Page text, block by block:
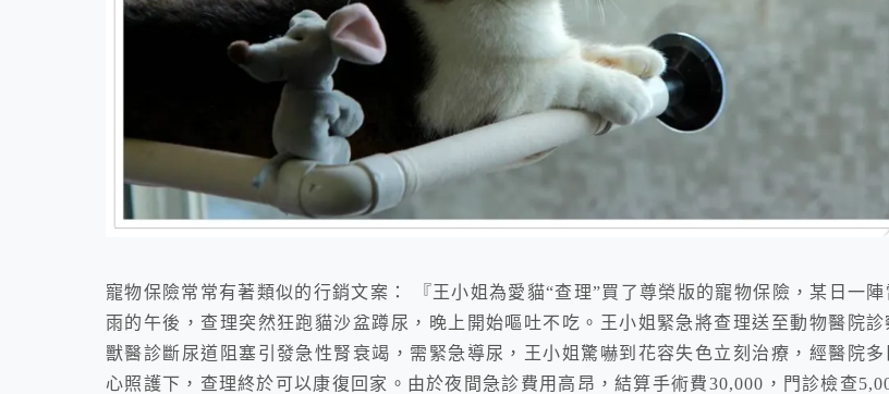
寵物保險常常有著類似的行銷文案： 『王小姐為愛貓“查理”買了尊榮版的寵物保險，某日一陣
雨的午後，查理突然狂跑貓沙盆蹲尿，晚上開始嘔吐不吃。王小姐緊急將查理送至動物醫院診
獸醫診斷尿道阻塞引發急性腎衰竭，需緊急導尿，王小姐驚嚇到花容失色立刻治療，經醫院多
心照護下，查理終於可以康復回家。由於夜間急診費用高昂，結算手術費30,000，門診檢查